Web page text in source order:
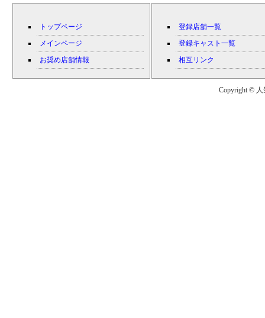
トップページ
メインページ
お奨め店舗情報
登録店舗一覧
登録キャスト一覧
相互リンク
Copyright © 人